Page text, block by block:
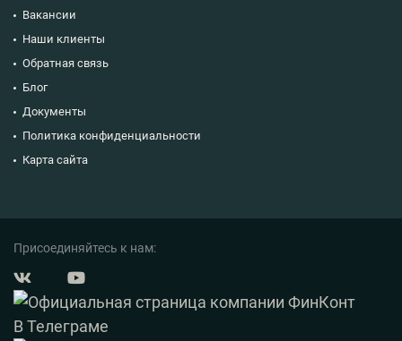
Вакансии
Наши клиенты
Обратная связь
Блог
Документы
Политика конфиденциальности
Карта сайта
Присоединяйтесь к нам: